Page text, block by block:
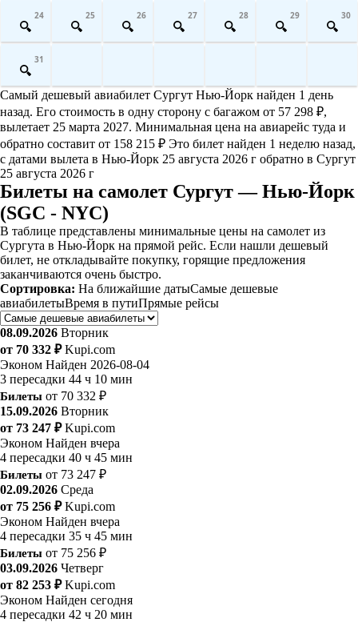
24 25 26 27 28 29 30
31
Самый дешевый авиабилет Сургут Нью-Йорк найден 1 день
назад. Его стоимость в одну сторону с багажом от 57 298 ₽,
вылетает 25 марта 2027. Минимальная цена на авиарейс туда и
обратно составит от 158 215 ₽ Это билет найден 1 неделю назад,
с датами вылета в Нью-Йорк 25 августа 2026 г обратно в Сургут
25 августа 2026 г
Билеты на самолет Сургут — Нью-Йорк
(SGC - NYC)
В таблице представлены минимальные цены на самолет из
Сургута в Нью-Йорк на прямой рейс. Если нашли дешевый
билет, не откладывайте покупку, горящие предложения
заканчиваются очень быстро.
Сортировка: На ближайшие датыСамые дешевые
авиабилетыВремя в путиПрямые рейсы
08.09.2026 Вторник
от 70 332 ₽ Kupi.com
Эконом Найден 2026-08-04
3 пересадки 44 ч 10 мин
Билеты от 70 332 ₽
15.09.2026 Вторник
от 73 247 ₽ Kupi.com
Эконом Найден вчера
4 пересадки 40 ч 45 мин
Билеты от 73 247 ₽
02.09.2026 Среда
от 75 256 ₽ Kupi.com
Эконом Найден вчера
4 пересадки 35 ч 45 мин
Билеты от 75 256 ₽
03.09.2026 Четверг
от 82 253 ₽ Kupi.com
Эконом Найден сегодня
4 пересадки 42 ч 20 мин